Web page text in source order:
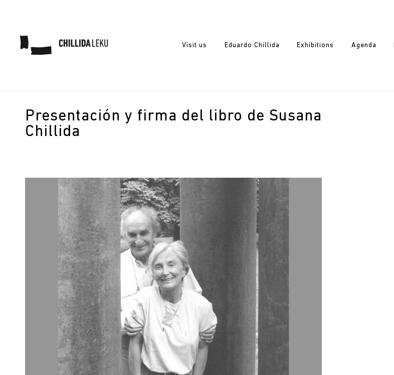
Visit us Eduardo Chillida Exhibitions Agenda
Presentación y firma del libro de Susana
Chillida